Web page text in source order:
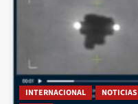
INTERNACIONAL NOTICIAS